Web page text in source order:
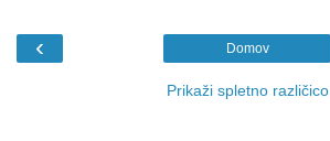
‹ Domov
Prikaži spletno različico